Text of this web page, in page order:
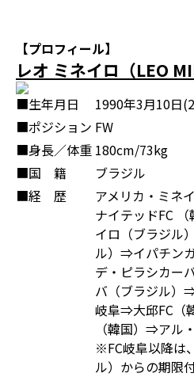
【プロフィール】
レオ ミネイロ（LEO
■生年月日
1990年3月10日
■ポジション FW
■身長／体重 180cm/73kg
■国 籍
ブラジル
■経 歴
アメリカ・ミネ
ナイテッドFC
イロ（ブラジル
ル）⇒イパチン
デ・ピラシカー
バ（ブラジル）
岐阜⇒大邱FC（
（韓国）⇒アル
※FC岐阜以降は
ル）からの期限